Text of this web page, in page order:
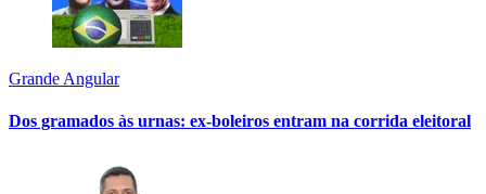
Grande Angular
Dos gramados às urnas: ex-boleiros entram na corrida eleitoral